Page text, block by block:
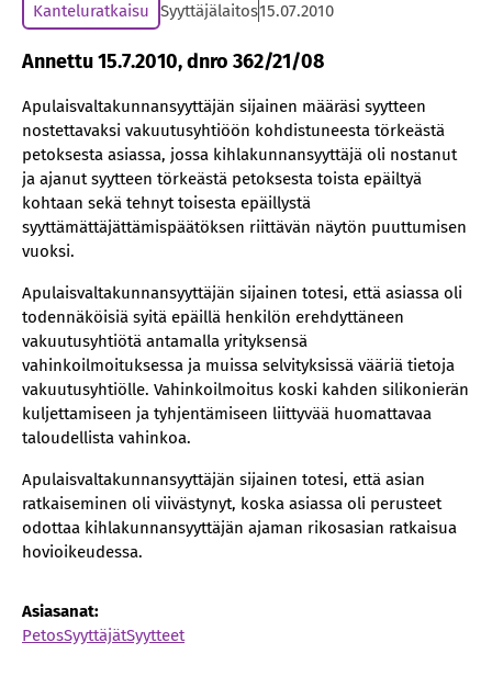
Kanteluratkaisu Syyttäjälaitos15.07.2010
Annettu 15.7.2010, dnro 362/21/08
Apulaisvaltakunnansyyttäjän sijainen määräsi syytteen
nostettavaksi vakuutusyhtiöön kohdistuneesta törkeästä
petoksesta asiassa, jossa kihlakunnansyyttäjä oli nostanut
ja ajanut syytteen törkeästä petoksesta toista epäiltyä
kohtaan sekä tehnyt toisesta epäillystä
syyttämättäjättämispäätöksen riittävän näytön puuttumisen
vuoksi.
Apulaisvaltakunnansyyttäjän sijainen totesi, että asiassa oli
todennäköisiä syitä epäillä henkilön erehdyttäneen
vakuutusyhtiötä antamalla yrityksensä
vahinkoilmoituksessa ja muissa selvityksissä vääriä tietoja
vakuutusyhtiölle. Vahinkoilmoitus koski kahden silikonierän
kuljettamiseen ja tyhjentämiseen liittyvää huomattavaa
taloudellista vahinkoa.
Apulaisvaltakunnansyyttäjän sijainen totesi, että asian
ratkaiseminen oli viivästynyt, koska asiassa oli perusteet
odottaa kihlakunnansyyttäjän ajaman rikosasian ratkaisua
hovioikeudessa.
Asiasanat:
PetosSyyttäjätSyytteet